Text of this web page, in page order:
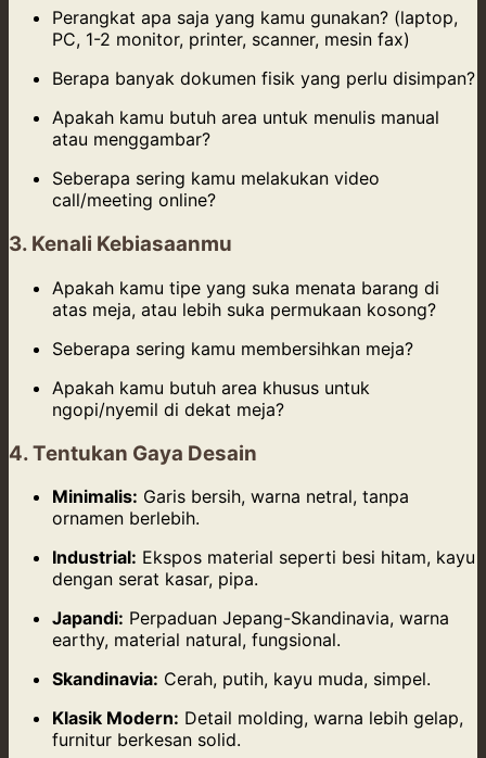
Perangkat apa saja yang kamu gunakan? (laptop,
PC, 1-2 monitor, printer, scanner, mesin fax)
Berapa banyak dokumen fisik yang perlu disimpan?
Apakah kamu butuh area untuk menulis manual
atau menggambar?
Seberapa sering kamu melakukan video
call/meeting online?
3. Kenali Kebiasaanmu
Apakah kamu tipe yang suka menata barang di
atas meja, atau lebih suka permukaan kosong?
Seberapa sering kamu membersihkan meja?
Apakah kamu butuh area khusus untuk
ngopi/nyemil di dekat meja?
4. Tentukan Gaya Desain
Minimalis: Garis bersih, warna netral, tanpa
ornamen berlebih.
Industrial: Ekspos material seperti besi hitam, kayu
dengan serat kasar, pipa.
Japandi: Perpaduan Jepang-Skandinavia, warna
earthy, material natural, fungsional.
Skandinavia: Cerah, putih, kayu muda, simpel.
Klasik Modern: Detail molding, warna lebih gelap,
furnitur berkesan solid.